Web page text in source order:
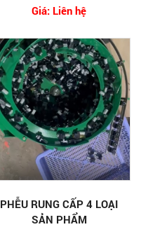
Giá: Liên hệ
PHỄU RUNG CẤP 4 LOẠI
SẢN PHẨM